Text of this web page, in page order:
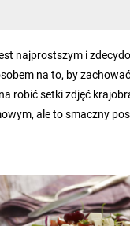
najprostszym i
na to, by
robić setki zdjęć
ale to smaczny
przetworów.